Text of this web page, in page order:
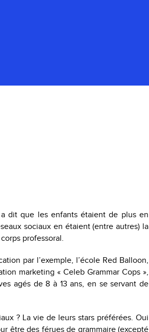
dit que les enfants étaient de plus en
sociaux en étaient (entre autres) la
professoral.
par l’exemple, l’école Red Balloon,
marketing « Celeb Grammar Cops »,
agés de 8 à 13 ans, en se servant de
? La vie de leurs stars préférées. Oui
être des férues de grammaire (excepté